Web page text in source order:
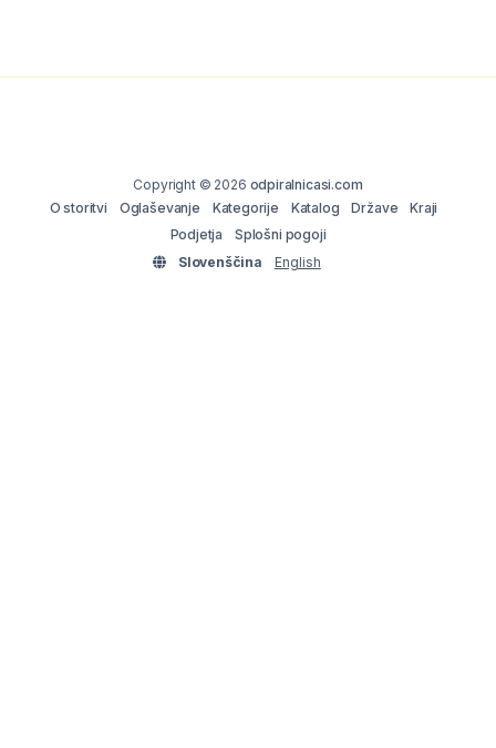
Copyright © 2026 odpiralnicasi.com
O storitvi
Oglaševanje Kategorije Katalog Države
Kraji
Podjetja
Splošni pogoji
Slovenščina
English